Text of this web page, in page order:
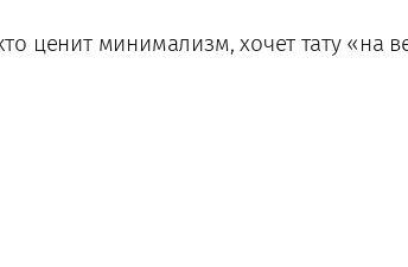
ценит минимализм, хочет тату «на